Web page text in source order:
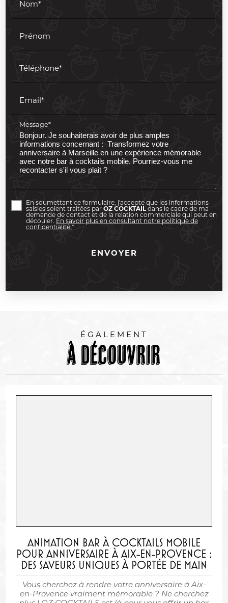
Nom*
Prénom
Téléphone*
Email*
Message*
En soumettant ce formulaire, j'accepte que les informations
saisies soient traitées par OZ COCKTAILdans le cadre de ma
demande de contact et de la relation commerciale qui peut en
découler. En savoir plus en consultant notre politique de
confidentialité.*
ÉGALEMENT
À découvrir
ANIMATION BAR À COCKTAILS MOBILE
POUR ANNIVERSAIRE À AIX-EN-PROVENCE :
DES SAVEURS UNIQUES À PORTÉE DE MAIN
Vous cherchez à rendre votre anniversaire à Aix-
en-Provence vraiment mémorable ? Ne cherchez